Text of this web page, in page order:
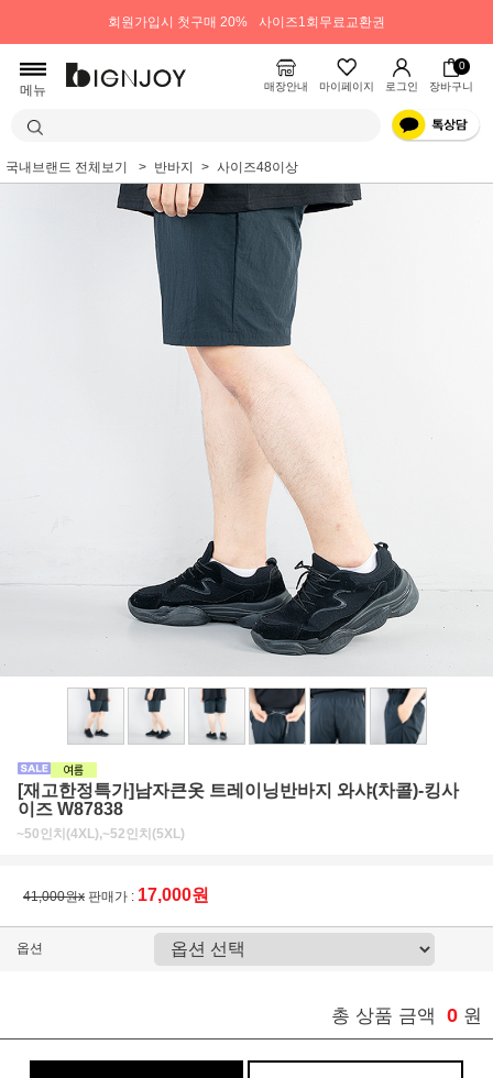
회원가입시 첫구매 20% 사이즈1회무료교환권
메뉴 매장안내 마이페이지 로그인
0
장바구니
국내브랜드 전체보기 반바지 사이즈48이상
[재고한정특가]남자큰옷 트레이닝반바지 와샤(차콜)-킹사
이즈 W87838
~50인치(4XL),~52인치(5XL)
41,000원x 판매가 : 17,000원
옵션
총 상품 금액 0 원